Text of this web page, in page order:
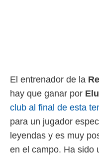
de
El entrenador de la
hay que ganar por
club al final de esta
para un jugador
leyendas y es muy
en el campo. Ha sido